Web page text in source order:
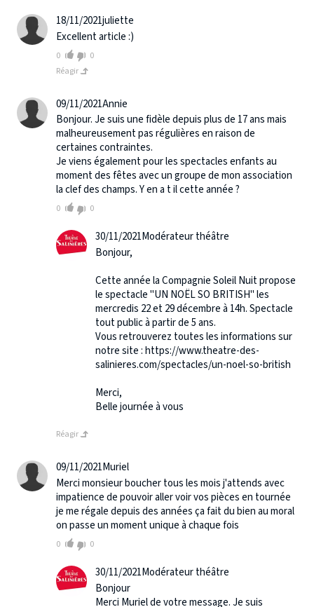
18/11/2021juliette
Excellent article :)
0
0
Réagir
09/11/2021Annie
Bonjour. Je suis une fidèle depuis plus de 17 ans mais
malheureusement pas régulières en raison de
certaines contraintes.
Je viens également pour les spectacles enfants au
moment des fêtes avec un groupe de mon association
la clef des champs. Y en a t il cette année ?
0 0
30/11/2021Modérateur théâtre
Bonjour,
Cette année la Compagnie Soleil Nuit propose
le spectacle "UN NOËL SO BRITISH" les
mercredis 22 et 29 décembre à 14h. Spectacle
tout public à partir de 5 ans.
Vous retrouverez toutes les informations sur
notre site : https://www.theatre-des-
salinieres.com/spectacles/un-noel-so-british
Merci,
Belle journée à vous
Réagir
09/11/2021Muriel
Merci monsieur boucher tous les mois j'attends avec
impatience de pouvoir aller voir vos pièces en tournée
je me régale depuis des années ça fait du bien au moral
on passe un moment unique à chaque fois
0 0
30/11/2021Modérateur théâtre
Bonjour
Merci Muriel de votre message. Je suis